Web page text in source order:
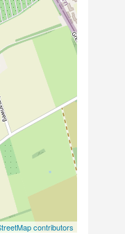
contributors